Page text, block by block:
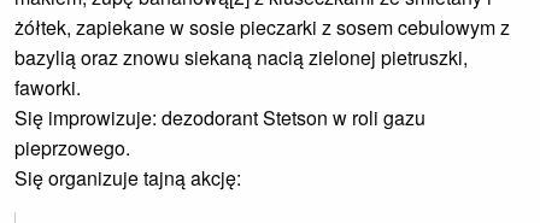
żółtek, zapiekane w sosie pieczarki z sosem cebulowym z
bazylią oraz znowu siekaną nacią zielonej pietruszki,
faworki.
Się improwizuje: dezodorant Stetson w roli gazu
pieprzowego.
Się organizuje tajną akcję: